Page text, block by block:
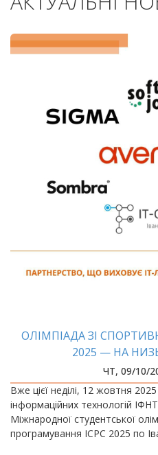
ОЛІМПІАДА ЗІ
2025 — НА
ЧТ, 09/10/
Вже цієї неділі, 12 жовтня
інформаційних технологій
Міжнародної студентської
програмування ICPC 2025 по